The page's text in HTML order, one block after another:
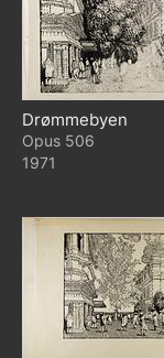
Drømmebyen
506
1971